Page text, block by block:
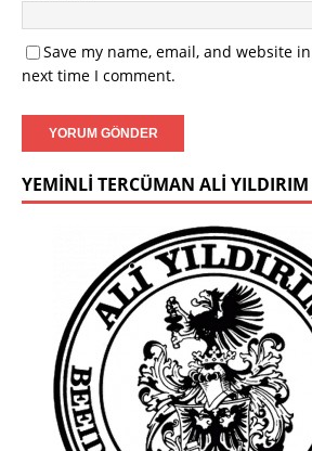
Save my name, email, and website
next time I comment.
YEMINLI TERCÜMAN ALI YILDIRIM